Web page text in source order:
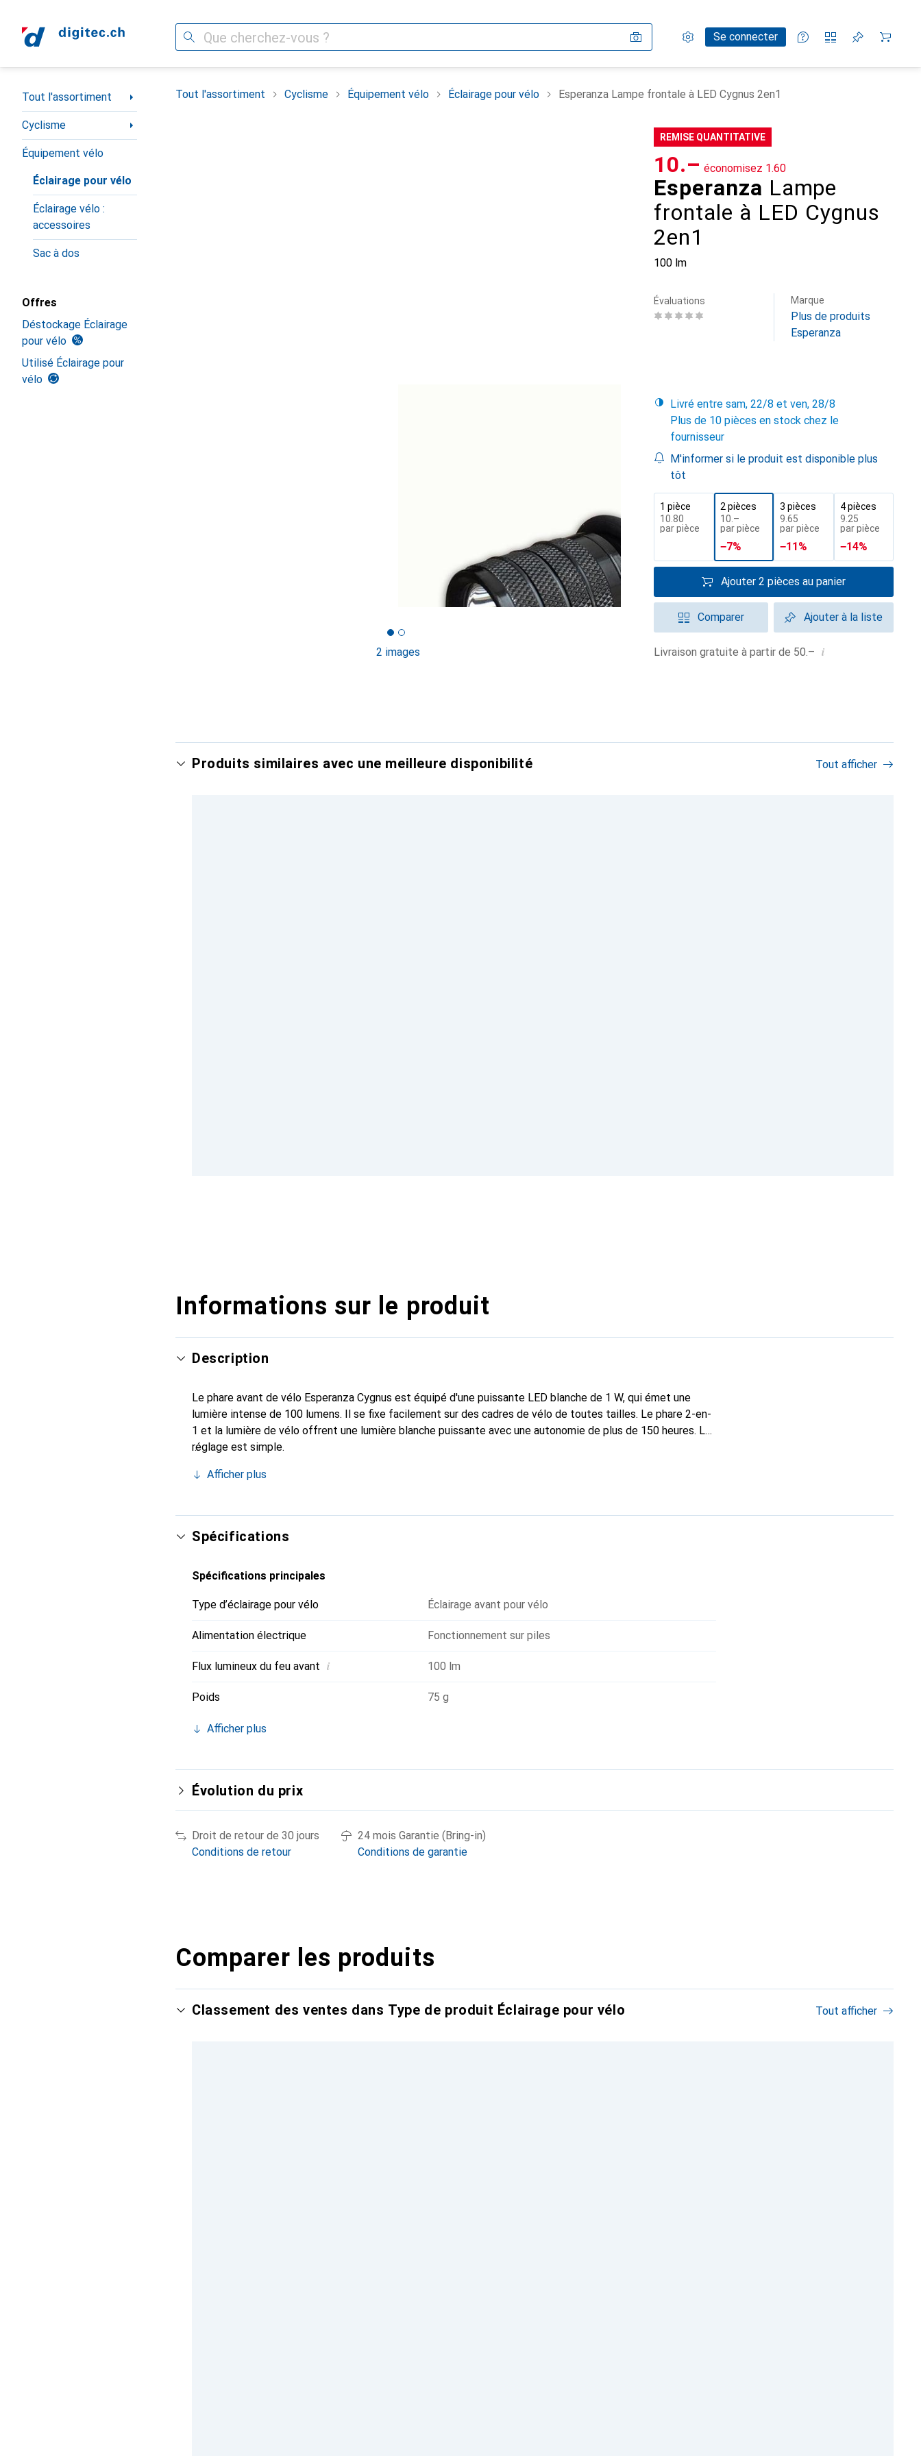
Recherche Paramètres
Compte clientSe connecter
Listes de comparaison
Listes d'envies
Panier
Navigation par catégorie
Tout l'assortiment
Cyclisme
Équipement vélo
Éclairage pour vélo
Éclairage vélo :
accessoires
Sac à dos
Offres
Déstockage Éclairage
pour vélo
Utilisé Éclairage pour
vélo
Tout l'assortiment Cyclisme Équipement vélo Éclairage pour vélo Esperanza Lampe frontale à LED Cygnus 2en1
2 images
REMISE QUANTITATIVE
Esperanza Lampe
frontale à LED Cygnus
2en1
100 lm
CHF
10.– économisez CHF
1.60
Évaluations Marque
Plus de produits
Esperanza
Livré entre sam, 22/8 et ven, 28/8
Plus de 10 pièces en stock chez le
fournisseur
M'informer si le produit est disponible plus
tôt
1 pièce
CHF
10.80
par pièce
2 pièces
CHF
10.–
par pièce
−7%
3 pièces
CHF
9.65
par pièce
−11%
4 pièces
CHF
9.25
par pièce
−14%
Ajouter 2 pièces au panier
Comparer Ajouter à la liste
Livraison gratuite à partir de 50.– i
Produits similaires avec une meilleure disponibilité Tout afficher
Informations sur le produit
Description
Le phare avant de vélo Esperanza Cygnus est équipé d'une puissante LED blanche de 1 W, qui émet une
lumière intense de 100 lumens. Il se fixe facilement sur des cadres de vélo de toutes tailles. Le phare 2-en-
1 et la lumière de vélo offrent une lumière blanche puissante avec une autonomie de plus de 150 heures. Le
réglage est simple.
Afficher plus
Spécifications
Spécifications principales
Type d’éclairage pour vélo Éclairage avant pour vélo
Alimentation électrique Fonctionnement sur piles
Flux lumineux du feu avant i 100 lm
Poids 75 g
Afficher plus
Évolution du prix
Droit de retour de 30 jours
Conditions de retour
24 mois Garantie (Bring-in)
Conditions de garantie
Comparer les produits
Classement des ventes dans Type de produit Éclairage pour vélo Tout afficher